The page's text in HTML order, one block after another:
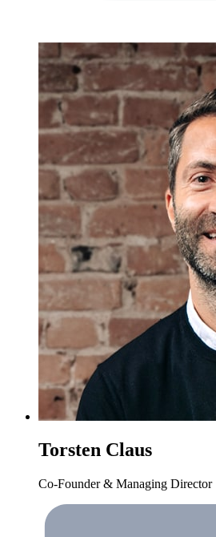
Torsten Claus
Co-Founder & Managing Director